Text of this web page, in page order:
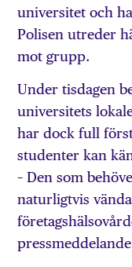
universitet och
Polisen utreder
mot grupp.
Under tisdagen
universitets
har dock full
studenter kan
– Den som
naturligtvis